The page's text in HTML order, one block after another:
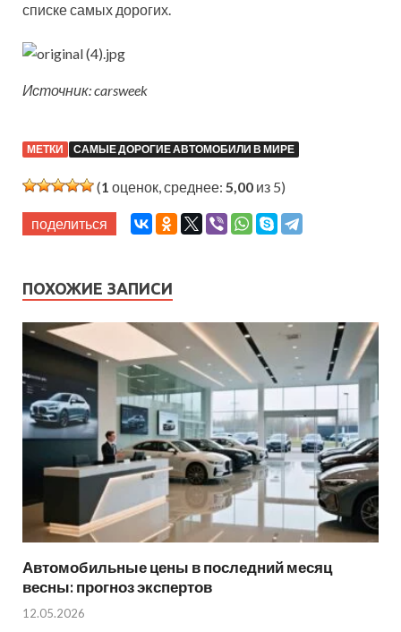
списке самых дорогих.
Источник: carsweek
МЕТКИ САМЫЕ ДОРОГИЕ АВТОМОБИЛИ В МИРЕ
(1 оценок, среднее: 5,00 из 5)
поделиться
ПОХОЖИЕ ЗАПИСИ
Автомобильные цены в последний месяц
весны: прогноз экспертов
12.05.2026